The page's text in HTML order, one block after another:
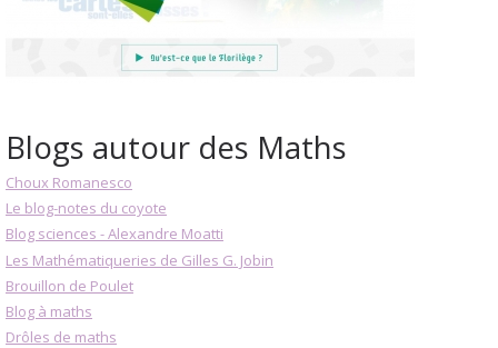
Blogs autour des Maths
Choux Romanesco
Le blog-notes du coyote
Blog sciences - Alexandre Moatti
Les Mathématiqueries de Gilles G. Jobin
Brouillon de Poulet
Blog à maths
Drôles de maths